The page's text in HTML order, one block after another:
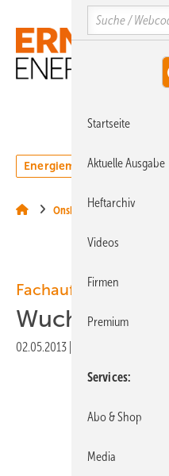
Hauptinhalt
Hauptmenü
SiteSearch
Energiemarkt
Onshore-Wind
Fachaufsatz
Wuchtige
02.05.2013
Search
Startseite
Aktuelle Ausgabe
Heftarchiv
Videos
Firmen
Premium
Services
Abo & Shop
Media